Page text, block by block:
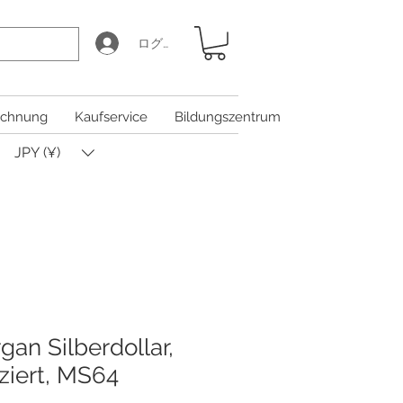
ログイン
Kaufservice Bildungszentrum
JPY (¥)
Silberdollar,
MS64